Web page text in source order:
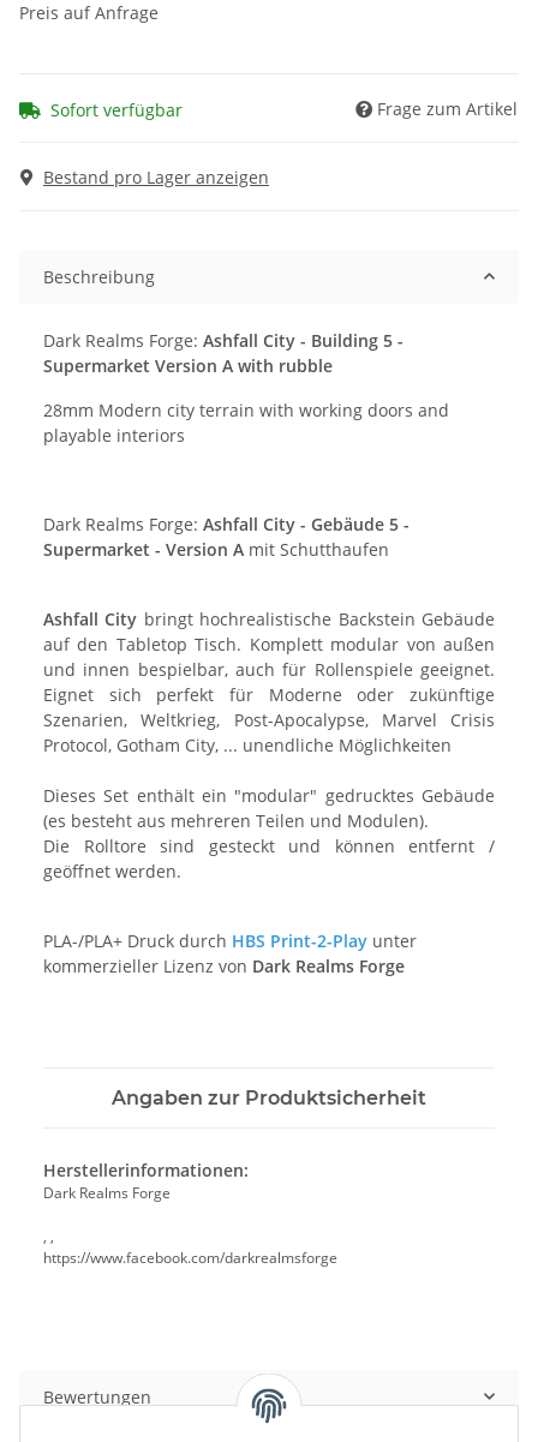
Preis auf Anfrage
Sofort verfügbar Frage zum Artikel
Bestand pro Lager anzeigen
Beschreibung
Dark Realms Forge: Ashfall City - Building 5 -
Supermarket Version A with rubble
28mm Modern city terrain with working doors and
playable interiors
Dark Realms Forge: Ashfall City - Gebäude 5 -
Supermarket - Version A mit Schutthaufen
Ashfall City bringt hochrealistische Backstein Gebäude
auf den Tabletop Tisch. Komplett modular von außen
und innen bespielbar, auch für Rollenspiele geeignet.
Eignet sich perfekt für Moderne oder zukünftige
Szenarien, Weltkrieg, Post-Apocalypse, Marvel Crisis
Protocol, Gotham City, ... unendliche Möglichkeiten
Dieses Set enthält ein "modular" gedrucktes Gebäude
(es besteht aus mehreren Teilen und Modulen).
Die Rolltore sind gesteckt und können entfernt /
geöffnet werden.
PLA-/PLA+ Druck durch HBS Print-2-Play unter
kommerzieller Lizenz von Dark Realms Forge
Angaben zur Produktsicherheit
Herstellerinformationen:
Dark Realms Forge
, ,
https://www.facebook.com/darkrealmsforge
Bewertungen